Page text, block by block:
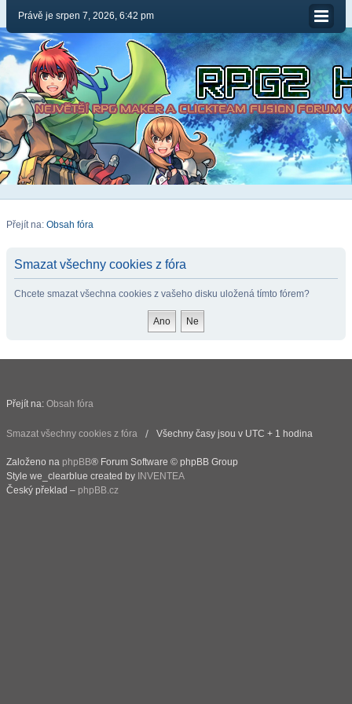
Právě je srpen 7, 2026, 6:42 pm
Přejít na: Obsah fóra
Smazat všechny cookies z fóra
Chcete smazat všechna cookies z vašeho disku uložená tímto fórem?
Přejít na: Obsah fóra
Smazat všechny cookies z fóra Všechny časy jsou v UTC + 1 hodina
Založeno na phpBB® Forum Software © phpBB Group
Style we_clearblue created by INVENTEA
Český překlad – phpBB.cz